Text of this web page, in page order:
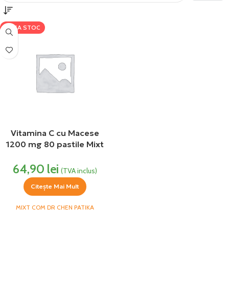
LIPSA STOC
Vitamina C cu Macese
1200 mg 80 pastile Mixt
64,90 lei (TVA inclus)
Citește Mai Mult
MIXT COM DR CHEN PATIKA